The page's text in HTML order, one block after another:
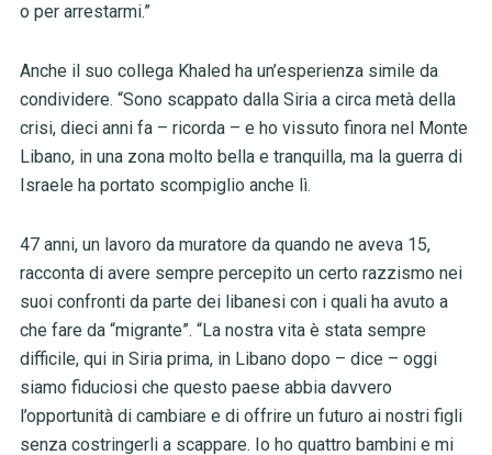
o per arrestarmi.”
Anche il suo collega Khaled ha un’esperienza simile da
condividere. “Sono scappato dalla Siria a circa metà della
crisi, dieci anni fa – ricorda – e ho vissuto finora nel Monte
Libano, in una zona molto bella e tranquilla, ma la guerra di
Israele ha portato scompiglio anche lì.
47 anni, un lavoro da muratore da quando ne aveva 15,
racconta di avere sempre percepito un certo razzismo nei
suoi confronti da parte dei libanesi con i quali ha avuto a
che fare da “migrante”. “La nostra vita è stata sempre
difficile, qui in Siria prima, in Libano dopo – dice – oggi
siamo fiduciosi che questo paese abbia davvero
l’opportunità di cambiare e di offrire un futuro ai nostri figli
senza costringerli a scappare. Io ho quattro bambini e mi